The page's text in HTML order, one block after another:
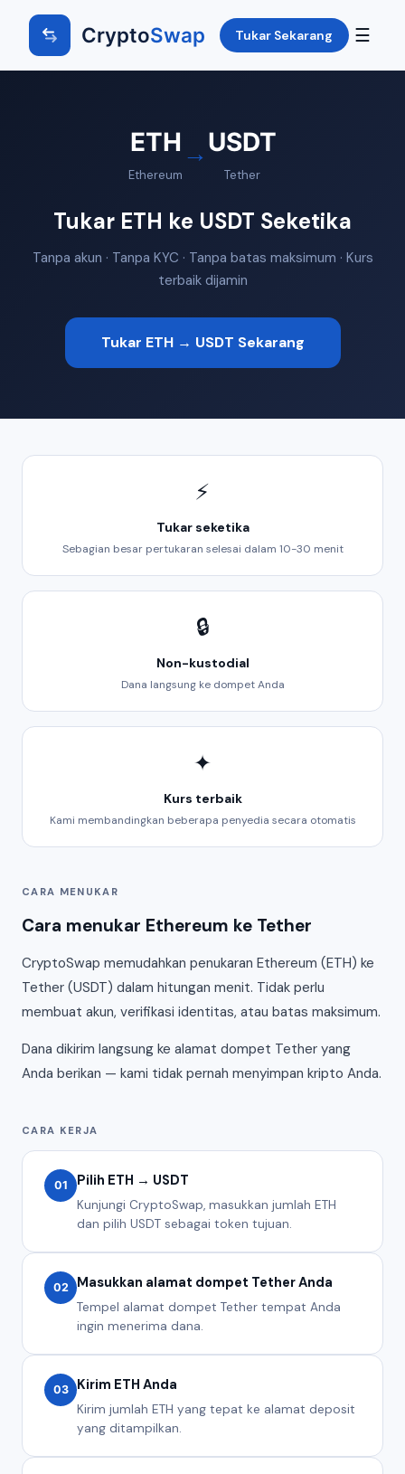
CryptoSwap Tukar Sekarang ☰
ETH
Ethereum
→USDT
Tether
Tukar ETH ke USDT Seketika
Tanpa akun · Tanpa KYC · Tanpa batas maksimum · Kurs
terbaik dijamin
Tukar ETH → USDT Sekarang
⚡
Tukar seketika
Sebagian besar pertukaran selesai dalam 10-30 menit
🔒
Non-kustodial
Dana langsung ke dompet Anda
✦
Kurs terbaik
Kami membandingkan beberapa penyedia secara otomatis
CARA MENUKAR
Cara menukar Ethereum ke Tether
CryptoSwap memudahkan penukaran Ethereum (ETH) ke
Tether (USDT) dalam hitungan menit. Tidak perlu
membuat akun, verifikasi identitas, atau batas maksimum.
Dana dikirim langsung ke alamat dompet Tether yang
Anda berikan — kami tidak pernah menyimpan kripto Anda.
CARA KERJA
01 Pilih ETH → USDT
Kunjungi CryptoSwap, masukkan jumlah ETH
dan pilih USDT sebagai token tujuan.
02 Masukkan alamat dompet Tether Anda
Tempel alamat dompet Tether tempat Anda
ingin menerima dana.
03 Kirim ETH Anda
Kirim jumlah ETH yang tepat ke alamat deposit
yang ditampilkan.